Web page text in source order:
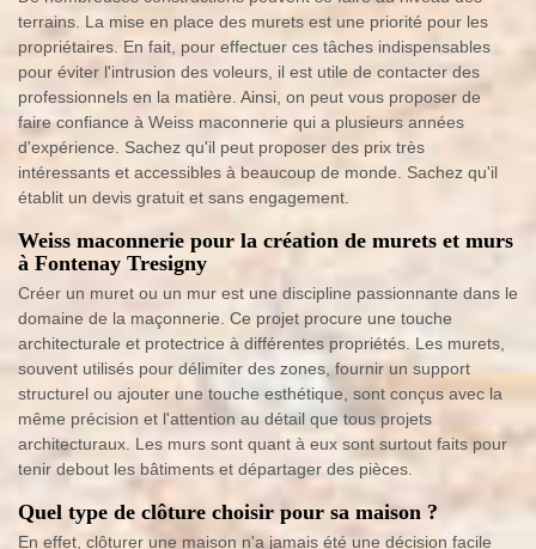
terrains. La mise en place des murets est une priorité pour les
propriétaires. En fait, pour effectuer ces tâches indispensables
pour éviter l'intrusion des voleurs, il est utile de contacter des
professionnels en la matière. Ainsi, on peut vous proposer de
faire confiance à Weiss maconnerie qui a plusieurs années
d'expérience. Sachez qu'il peut proposer des prix très
intéressants et accessibles à beaucoup de monde. Sachez qu'il
établit un devis gratuit et sans engagement.
Weiss maconnerie pour la création de murets et murs
à Fontenay Tresigny
Créer un muret ou un mur est une discipline passionnante dans le
domaine de la maçonnerie. Ce projet procure une touche
architecturale et protectrice à différentes propriétés. Les murets,
souvent utilisés pour délimiter des zones, fournir un support
structurel ou ajouter une touche esthétique, sont conçus avec la
même précision et l'attention au détail que tous projets
architecturaux. Les murs sont quant à eux sont surtout faits pour
tenir debout les bâtiments et départager des pièces.
Quel type de clôture choisir pour sa maison ?
En effet, clôturer une maison n'a jamais été une décision facile